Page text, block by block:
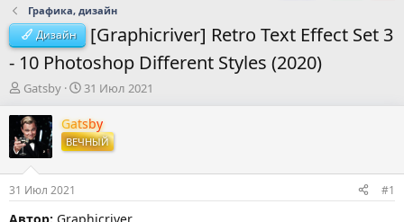
Графика, дизайн
Дизайн
[Graphicriver] Retro Text Effect Set 3
- 10 Photoshop Different Styles (2020)
А
т
о
р
т
е
м
ы
Gatsby
Д
т
а
н
а
л
31 Июл 2021
Gatsby
ВЕЧНЫЙ
31 Июл 2021 #1